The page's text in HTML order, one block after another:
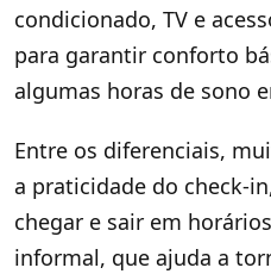
condicionado, TV e
para garantir conforto
algumas horas de sono
Entre os diferenciais,
a praticidade do check-
chegar e sair em
informal, que ajuda a